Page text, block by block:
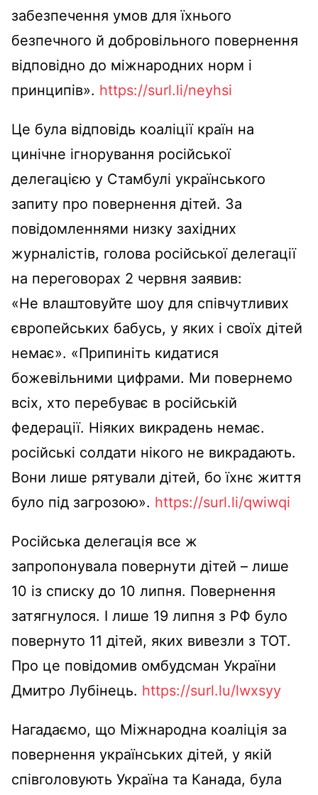
забезпечення умов для їхнього
безпечного й добровільного повернення
відповідно до міжнародних норм і
принципів». https://surl.li/neyhsi
Це була відповідь коаліції країн на
цинічне ігнорування російської
делегацією у Стамбулі українського
запиту про повернення дітей. За
повідомленнями низку західних
журналістів, голова російської делегації
на переговорах 2 червня заявив:
«Не влаштовуйте шоу для співчутливих
європейських бабусь, у яких і своїх дітей
немає». «Припиніть кидатися
божевільними цифрами. Ми повернемо
всіх, хто перебуває в російській
федерації. Ніяких викрадень немає.
російські солдати нікого не викрадають.
Вони лише рятували дітей, бо їхнє життя
було під загрозою». https://surl.li/qwiwqi
Російська делегація все ж
запропонувала повернути дітей – лише
10 із списку до 10 липня. Повернення
затягнулося. І лише 19 липня з РФ було
повернуто 11 дітей, яких вивезли з ТОТ.
Про це повідомив омбудсман України
Дмитро Лубінець. https://surl.lu/lwxsyy
Нагадаємо, що Міжнародна коаліція за
повернення українських дітей, у якій
співголовують Україна та Канада, була